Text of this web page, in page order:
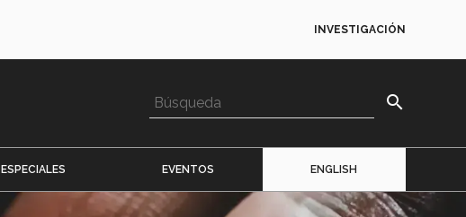
INVESTIGACIÓN
search
ESPECIALES EVENTOS ENGLISH